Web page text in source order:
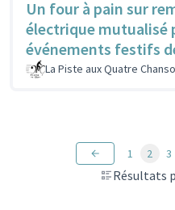
Un four à pain sur
électrique mutualisé
événements festifs
La Piste aux Quatre
Résultats
1 2 3